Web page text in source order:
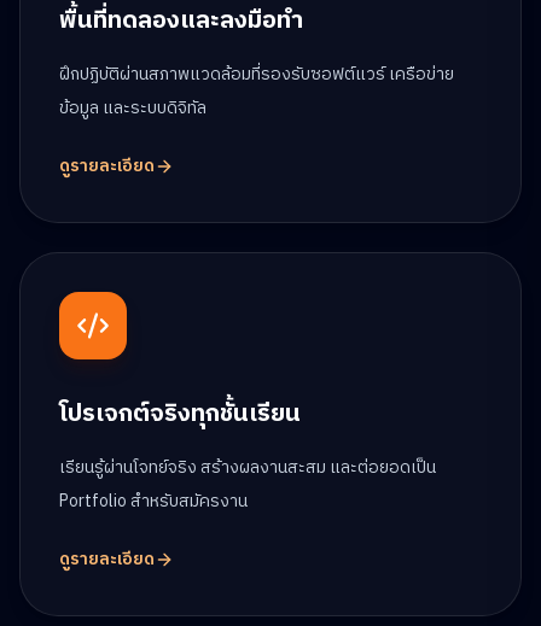
พื้นที่ทดลองและลงมือทำ
ฝึกปฏิบัติผ่านสภาพแวดล้อมที่รองรับซอฟต์แวร์ เครือข่าย
ข้อมูล และระบบดิจิทัล
ดูรายละเอียด
โปรเจกต์จริงทุกชั้นเรียน
เรียนรู้ผ่านโจทย์จริง สร้างผลงานสะสม และต่อยอดเป็น
Portfolio สำหรับสมัครงาน
ดูรายละเอียด